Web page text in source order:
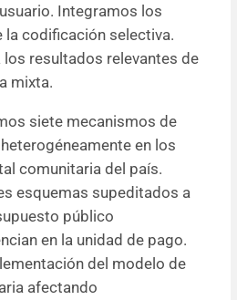
Integramos los
la codificación selectiva.
resultados relevantes de
mixta.
siete mecanismos de
en los
comunitaria del país.
esquemas supeditados a
público
en la unidad de pago.
del modelo de
afectando